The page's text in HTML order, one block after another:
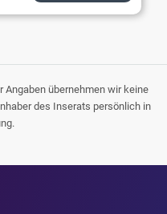
Angaben übernehmen wir keine
des Inserats persönlich in